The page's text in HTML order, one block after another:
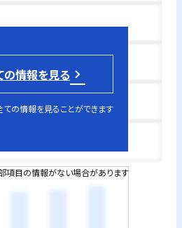
の情報を見る
ての情報を見ることができます
項目の情報がない場合があります